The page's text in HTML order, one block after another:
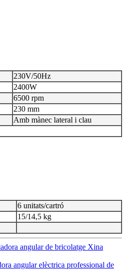
230V/50Hz
2400W
6500 rpm
230 mm
Amb mànec lateral i clau
6 unitats/cartró
15/14,5 kg
angular de bricolatge Xina
angular elèctrica professional de